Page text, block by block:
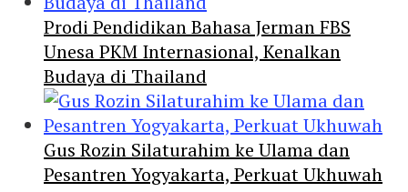
Prodi Pendidikan Bahasa Jerman FBS
Unesa PKM Internasional, Kenalkan
Budaya di Thailand
Gus Rozin Silaturahim ke Ulama dan
Pesantren Yogyakarta, Perkuat Ukhuwah